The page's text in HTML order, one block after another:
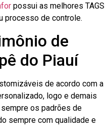
possui as melhores TAGS
processo de controle.
de
do Piauí
de acordo com a
logo e demais
os padrões de
sempre com qualidade e